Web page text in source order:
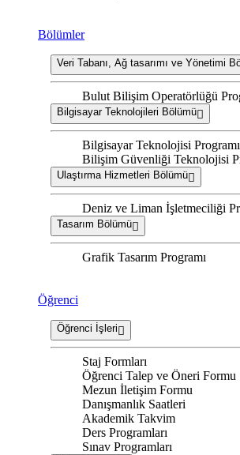
Bölümler
Veri Tabanı, Ağ tasarımı ve
Bulut Bilişim Operatörlüğü
Bilgisayar Teknolojileri Bölümü
Bilgisayar Teknolojisi Programı
Bilişim Güvenliği Teknolojisi
Ulaştırma Hizmetleri Bölümü
Deniz ve Liman İşletmeciliği
Tasarım Bölümü
Grafik Tasarım Programı
Öğrenci
Öğrenci İşleri
Staj Formları
Öğrenci Talep ve Öneri Formu
Mezun İletişim Formu
Danışmanlık Saatleri
Akademik Takvim
Ders Programları
Sınav Programları